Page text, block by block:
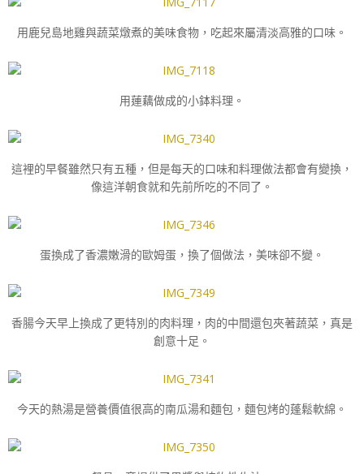
用鹿兒島地雞與蔬菜燉煮的美味食物，吃起來屬清淡高雅的口味。
用蓮藕做成的小鉢料理。
這裡的早餐雖然只有五種，但是每天的口味和料理做法都會有變換，
像這洋朝食就和先前所吃的不同了。
蛋換成了香濃嫩滑的歐姆蛋，換了個做法，美味卻不變。
香腸今天早上換成了更特別的肉料理，肉的中間還包夾著蔬菜，真是
創意十足。
今天的熱湯是營養價值很高的南瓜湯和麵包，麵包烤的蓬鬆軟綿。